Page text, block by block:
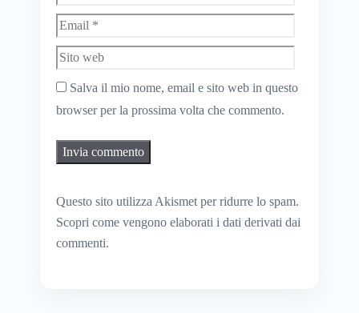
web
Salva il mio nome, email e sito web in questo
browser per la prossima volta che commento.
Questo sito utilizza Akismet per ridurre lo spam.
Scopri come vengono elaborati i dati derivati dai
commenti.